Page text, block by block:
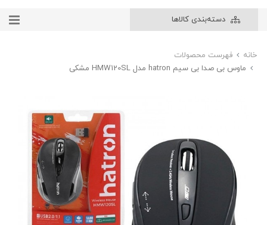
دسته‌بندی کالاها
خانه
فهرست محصولات
ماوس بی صدا بی سیم hatron مدل HMW120SL مشکی